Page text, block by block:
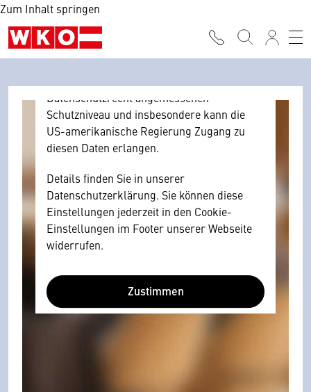
Zum Inhalt springen
Browser personenbezogene technische
Daten zu Geräten und Nutzerverhalten
mitunter mit US-amerikanischen Anbietern
Datenschutzrecht angemessenen
Schutzniveau und insbesondere kann die
US-amerikanische Regierung Zugang zu
diesen Daten erlangen.
Details finden Sie in unserer
Datenschutzerklärung. Sie können diese
Einstellungen jederzeit in den Cookie-
Einstellungen im Footer unserer Webseite
widerrufen.
Zustimmen